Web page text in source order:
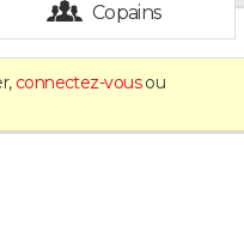
Copains
connectez-vousou